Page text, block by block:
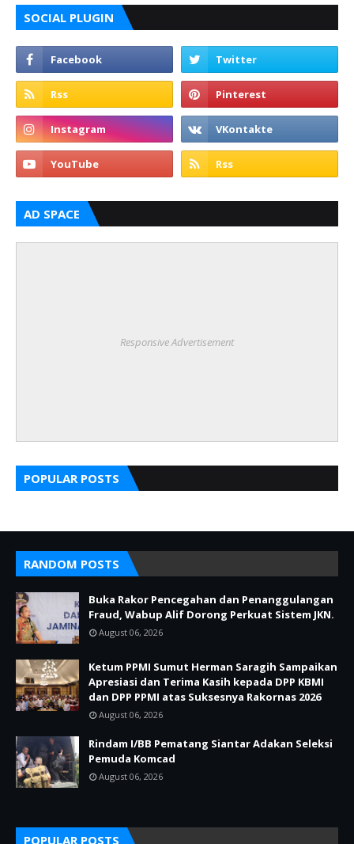
SOCIAL PLUGIN
AD SPACE
Responsive Advertisement
POPULAR POSTS
RANDOM POSTS
Buka Rakor Pencegahan dan Penanggulangan
Fraud, Wabup Alif Dorong Perkuat Sistem JKN.
August 06, 2026
Ketum PPMI Sumut Herman Saragih Sampaikan
Apresiasi dan Terima Kasih kepada DPP KBMI
dan DPP PPMI atas Suksesnya Rakornas 2026
August 06, 2026
Rindam I/BB Pematang Siantar Adakan Seleksi
Pemuda Komcad
August 06, 2026
POPULAR POSTS